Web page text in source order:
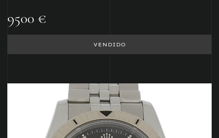
9500 €
VENDIDO